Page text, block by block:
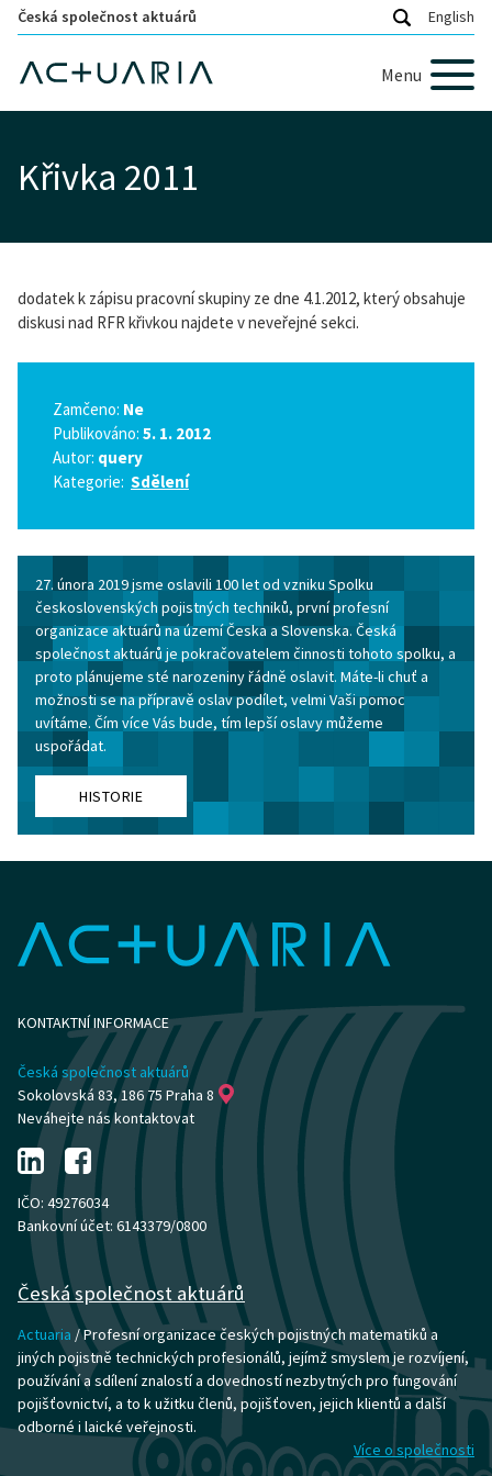
Česká společnost aktuárů English
Menu
Křivka 2011
dodatek k zápisu pracovní skupiny ze dne 4.1.2012, který obsahuje
diskusi nad RFR křivkou najdete v neveřejné sekci.
Zamčeno: Ne
Publikováno: 5. 1. 2012
Autor: query
Kategorie: Sdělení
27. února 2019 jsme oslavili 100 let od vzniku Spolku
československých pojistných techniků, první profesní
organizace aktuárů na území Česka a Slovenska. Česká
společnost aktuárů je pokračovatelem činnosti tohoto spolku, a
proto plánujeme sté narozeniny řádně oslavit. Máte-li chuť a
možnosti se na přípravě oslav podílet, velmi Vaši pomoc
uvítáme. Čím více Vás bude, tím lepší oslavy můžeme
uspořádat.
HISTORIE
KONTAKTNÍ INFORMACE
Česká společnost aktuárů
Sokolovská 83, 186 75 Praha 8
Neváhejte nás kontaktovat
IČO: 49276034
Bankovní účet: 6143379/0800
Česká společnost aktuárů
Actuaria / Profesní organizace českých pojistných matematiků a
jiných pojistně technických profesionálů, jejímž smyslem je rozvíjení,
používání a sdílení znalostí a dovedností nezbytných pro fungování
pojišťovnictví, a to k užitku členů, pojišťoven, jejich klientů a další
odborné i laické veřejnosti.
Více o společnosti